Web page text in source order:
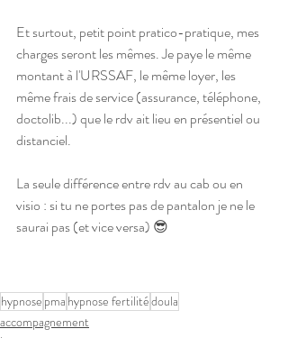
Et surtout, petit point pratico-pratique, mes
charges seront les mêmes. Je paye le même
montant à l'URSSAF, le même loyer, les
même frais de service (assurance, téléphone,
doctolib...) que le rdv ait lieu en présentiel ou
distanciel.
La seule différence entre rdv au cab ou en
visio : si tu ne portes pas de pantalon je ne le
saurai pas (et vice versa) 😎
hypnose pma hypnose fertilitédoula
accompagnement